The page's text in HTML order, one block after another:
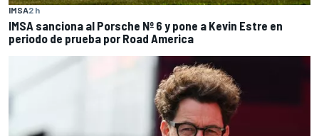
IMSA2 h
IMSA sanciona al Porsche Nº 6 y pone a Kevin Estre en
periodo de prueba por Road America